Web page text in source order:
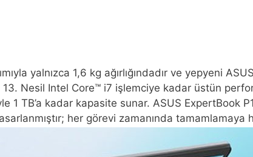
yalnızca 1,6 kg ağırlığındadır ve yepyeni
Nesil Intel Core™ i7 işlemciye kadar üstün
1 TB’a kadar kapasite sunar. ASUS ExpertBook
her görevi zamanında tamamlamaya